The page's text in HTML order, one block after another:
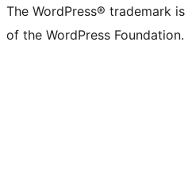
The WordPress® trademark
of the WordPress Foundation.